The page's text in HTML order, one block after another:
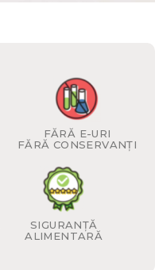
FĂRĂ E-URI
FĂRĂ CONSERVANȚI
SIGURANȚĂ
ALIMENTARĂ